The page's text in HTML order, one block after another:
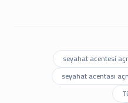
seyahat acentesi
seyahat acentası